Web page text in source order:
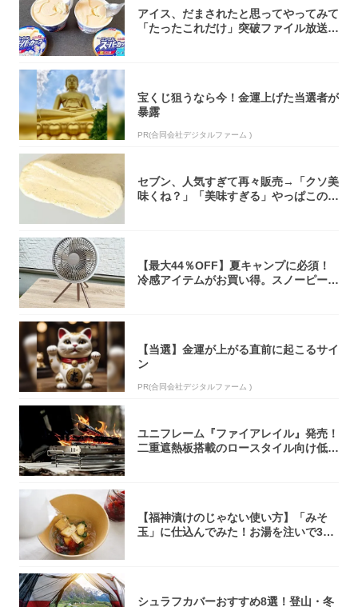
アイス、だまされたと思ってやってみて
「たったこれだけ」突破ファイル放送で
宝くじ狙うなら今！金運上げた当選者が
暴露
PR(合同会社デジタルファーム )
セブン、人気すぎて再々販売→「クソ美
味くね？」「美味すぎる」やっぱこのク
【最大44％OFF】夏キャンプに必須！
冷感アイテムがお買い得。スノーピー
【当選】金運が上がる直前に起こるサイ
ン
PR(合同会社デジタルファーム )
ユニフレーム『ファイアレイル』発売！
二重遮熱板搭載のロースタイル向け低型
【福神漬けのじゃない使い方】「みそ
玉」に仕込んでみた！お湯を注いで30
シュラフカバーおすすめ8選！登山・冬